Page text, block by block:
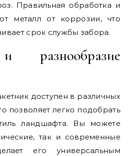
Правильная обработка и
металл от коррозии, что
срок службы забора.
разнообразие
доступен в различных
позволяет легко подобрать
ландшафта. Вы можете
так и современные
его универсальным